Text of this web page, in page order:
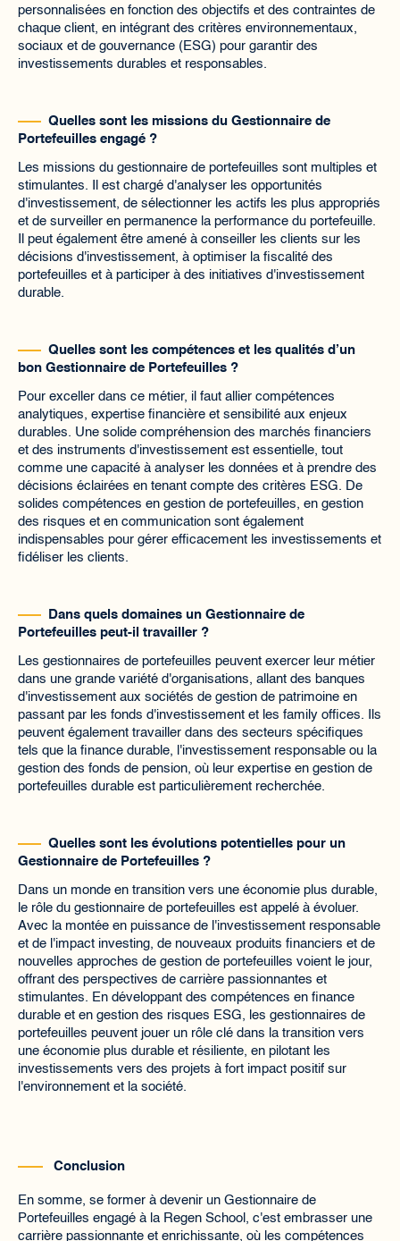
personnalisées en fonction des objectifs et des contraintes de
chaque client, en intégrant des critères environnementaux,
sociaux et de gouvernance (ESG) pour garantir des
investissements durables et responsables.
Quelles sont les missions du Gestionnaire de
Portefeuilles engagé ?
Les missions du gestionnaire de portefeuilles sont multiples et
stimulantes. Il est chargé d'analyser les opportunités
d'investissement, de sélectionner les actifs les plus appropriés
et de surveiller en permanence la performance du portefeuille.
Il peut également être amené à conseiller les clients sur les
décisions d'investissement, à optimiser la fiscalité des
portefeuilles et à participer à des initiatives d'investissement
durable.
Quelles sont les compétences et les qualités d’un
bon Gestionnaire de Portefeuilles ?
Pour exceller dans ce métier, il faut allier compétences
analytiques, expertise financière et sensibilité aux enjeux
durables. Une solide compréhension des marchés financiers
et des instruments d'investissement est essentielle, tout
comme une capacité à analyser les données et à prendre des
décisions éclairées en tenant compte des critères ESG. De
solides compétences en gestion de portefeuilles, en gestion
des risques et en communication sont également
indispensables pour gérer efficacement les investissements et
fidéliser les clients.
Dans quels domaines un Gestionnaire de
Portefeuilles peut-il travailler ?
Les gestionnaires de portefeuilles peuvent exercer leur métier
dans une grande variété d'organisations, allant des banques
d'investissement aux sociétés de gestion de patrimoine en
passant par les fonds d'investissement et les family offices. Ils
peuvent également travailler dans des secteurs spécifiques
tels que la finance durable, l'investissement responsable ou la
gestion des fonds de pension, où leur expertise en gestion de
portefeuilles durable est particulièrement recherchée.
Quelles sont les évolutions potentielles pour un
Gestionnaire de Portefeuilles ?
Dans un monde en transition vers une économie plus durable,
le rôle du gestionnaire de portefeuilles est appelé à évoluer.
Avec la montée en puissance de l'investissement responsable
et de l'impact investing, de nouveaux produits financiers et de
nouvelles approches de gestion de portefeuilles voient le jour,
offrant des perspectives de carrière passionnantes et
stimulantes. En développant des compétences en finance
durable et en gestion des risques ESG, les gestionnaires de
portefeuilles peuvent jouer un rôle clé dans la transition vers
une économie plus durable et résiliente, en pilotant les
investissements vers des projets à fort impact positif sur
l'environnement et la société.
Conclusion
En somme, se former à devenir un Gestionnaire de
Portefeuilles engagé à la Regen School, c'est embrasser une
carrière passionnante et enrichissante, où les compétences